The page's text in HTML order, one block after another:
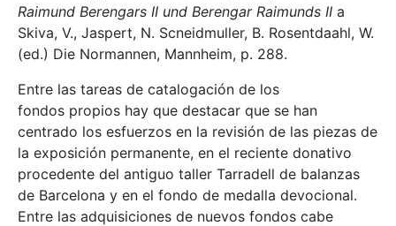
Raimund Berengars II und Berengar Raimunds II a
Skiva, V., Jaspert, N. Scneidmuller, B. Rosentdaahl, W.
(ed.) Die Normannen, Mannheim, p. 288.
Entre las tareas de catalogación de los
fondos propios hay que destacar que se han
centrado los esfuerzos en la revisión de las piezas de
la exposición permanente, en el reciente donativo
procedente del antiguo taller Tarradell de balanzas
de Barcelona y en el fondo de medalla devocional.
Entre las adquisiciones de nuevos fondos cabe